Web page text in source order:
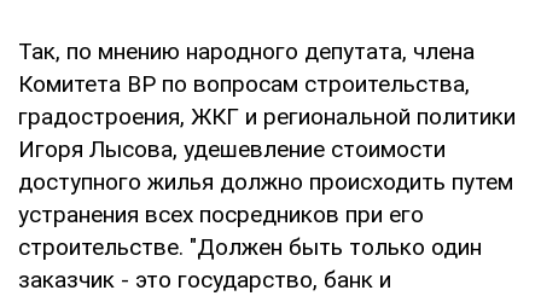
Так, по мнению народного депутата, члена
Комитета ВР по вопросам строительства,
градостроения, ЖКГ и региональной политики
Игоря Лысова, удешевление стоимости
доступного жилья должно происходить путем
устранения всех посредников при его
строительстве. "Должен быть только один
заказчик - это государство, банк и